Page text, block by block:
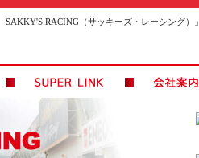
SAKKY'S RACING（サッキーズ・レーシング）」